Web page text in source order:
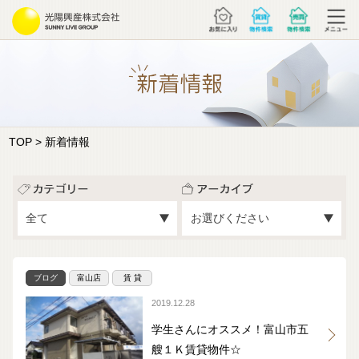
TOP> 新着情報
ブログ 富山店 賃 貸
2019.12.28
学生さんにオススメ！富山市五
艘１Ｋ賃貸物件☆